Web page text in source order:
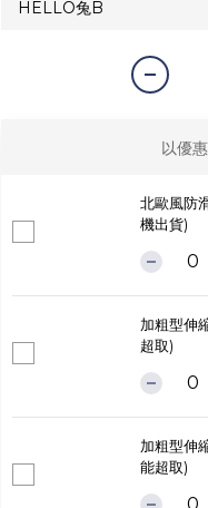
以優
北歐風防
機出貨)
加粗型伸
超取)
加粗型伸
能超取)